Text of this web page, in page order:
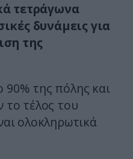
τετράγωνα
δυνάμεις για
της
90% της πόλης και
το τέλος του
ολοκληρωτικά